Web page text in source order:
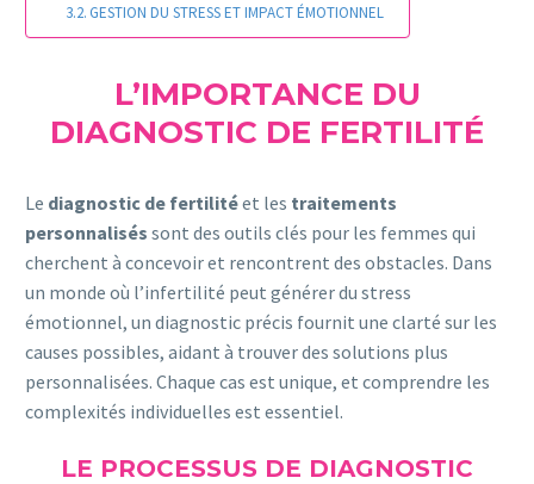
GESTION DU STRESS ET IMPACT ÉMOTIONNEL
L’IMPORTANCE DU
DIAGNOSTIC DE FERTILITÉ
Le diagnostic de fertilitéet les traitements
personnalisés sont des outils clés pour les femmes qui
cherchent à concevoir et rencontrent des obstacles. Dans
un monde où l’infertilité peut générer du stress
émotionnel, un diagnostic précis fournit une clarté sur les
causes possibles, aidant à trouver des solutions plus
personnalisées. Chaque cas est unique, et comprendre les
complexités individuelles est essentiel.
LE PROCESSUS DE DIAGNOSTIC